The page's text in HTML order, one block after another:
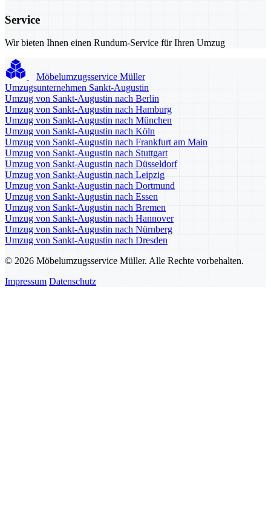
Service
Wir bieten Ihnen einen Rundum-Service für Ihren Umzug
Möbelumzugsservice Müller
Umzugsunternehmen Sankt-Augustin
Umzug von Sankt-Augustin nach Berlin
Umzug von Sankt-Augustin nach Hamburg
Umzug von Sankt-Augustin nach München
Umzug von Sankt-Augustin nach Köln
Umzug von Sankt-Augustin nach Frankfurt am Main
Umzug von Sankt-Augustin nach Stuttgart
Umzug von Sankt-Augustin nach Düsseldorf
Umzug von Sankt-Augustin nach Leipzig
Umzug von Sankt-Augustin nach Dortmund
Umzug von Sankt-Augustin nach Essen
Umzug von Sankt-Augustin nach Bremen
Umzug von Sankt-Augustin nach Hannover
Umzug von Sankt-Augustin nach Nürnberg
Umzug von Sankt-Augustin nach Dresden
© 2026 Möbelumzugsservice Müller. Alle Rechte vorbehalten.
Impressum Datenschutz